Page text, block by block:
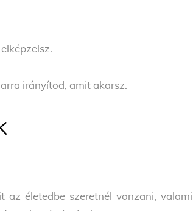
irányítod, amit akarsz.
az életedbe szeretnél vonzani,